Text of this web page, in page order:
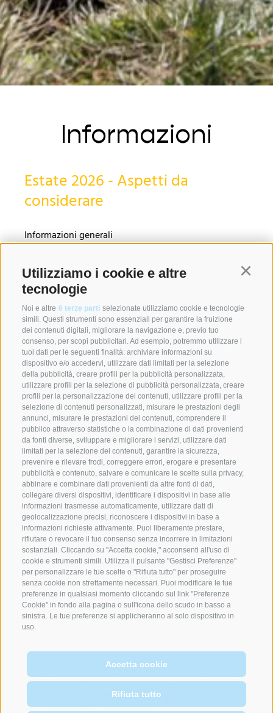
Utilizziamo i cookie e altre
tecnologie
Noi e altre 6 terze parti selezionate utilizziamo cookie e tecnologie
simili. Questi strumenti sono essenziali per garantire la fruizione
dei contenuti digitali, migliorare la navigazione e, previo tuo
consenso, per scopi pubblicitari. Ad esempio, potremmo utilizzare i
tuoi dati per le seguenti finalità: archiviare informazioni su
dispositivo e/o accedervi, utilizzare dati limitati per la selezione
della pubblicità, creare profili per la pubblicità personalizzata,
utilizzare profili per la selezione di pubblicità personalizzata, creare
profili per la personalizzazione dei contenuti, utilizzare profili per la
selezione di contenuti personalizzati, misurare le prestazioni degli
annunci, misurare le prestazioni dei contenuti, comprendere il
pubblico attraverso statistiche o la combinazione di dati provenienti
da fonti diverse, sviluppare e migliorare i servizi, utilizzare dati
limitati per la selezione dei contenuti, garantire la sicurezza,
prevenire e rilevare frodi, correggere errori, erogare e presentare
pubblicità e contenuto, salvare e comunicare le scelte sulla privacy,
abbinare e combinare dati provenienti da altre fonti di dati,
collegare diversi dispositivi, identificare i dispositivi in base alle
informazioni trasmesse automaticamente, utilizzare dati di
geolocalizzazione precisi, riconoscere i dispositivi in base a
informazioni richieste attivamente. Puoi liberamente prestare,
rifiutare o revocare il tuo consenso senza incorrere in limitazioni
sostanziali. Cliccando su "Accetta cookie," acconsenti all'uso di
cookie e strumenti simili. Utilizza il pulsante "Gestisci Preferenze"
per personalizzare le tue scelte o "Rifiuta tutto" per proseguire
senza cookie non strettamente necessari. Puoi modificare le tue
preferenze in qualsiasi momento cliccando sul link "Preferenze
Cookie" in fondo alla pagina o sull'icona dello scudo in basso a
sinistra. Le tue preferenze si applicheranno al solo dispositivo in
uso.
Accetta cookie
Rifiuta tutto
Informazioni
Estate 2026 - Aspetti da
considerare
Informazioni generali
myLiftcard è necessario un documento
d'identità valido.
Importante per tutti i possessori della
mySummercard 2025:portare la tessera
dello scorso anno - verrà ricaricata e
riutilizzata. Per l'emissione di una nuova
tessera viene richiesto un contributo di 10
€.
Per motivi di sicurezza, le singole strutture
si riservano il diritto di negare
temporaneamente l'accesso in caso di
raggiungimento della capacità massima o
per garantire altri requisiti di sicurezza
pertinenti.
Per informazioni aggiornate e per le regole
di utilizzo vedere mycard.bz.it/ e i siti web
delle strutture partecipanti
In caso di mancato rispetto delle singole
regole di utilizzo e della struttura
(violazione dei termini di utilizzo e del
regolamento interno di ogni struttura
partner), ci riserviamo il diritto di bloccare
Requisiti per l’acquisto di una carta famiglia
Famiglia registrata con massimo 2 adulti e
un numero illimitato di figli nati tra il